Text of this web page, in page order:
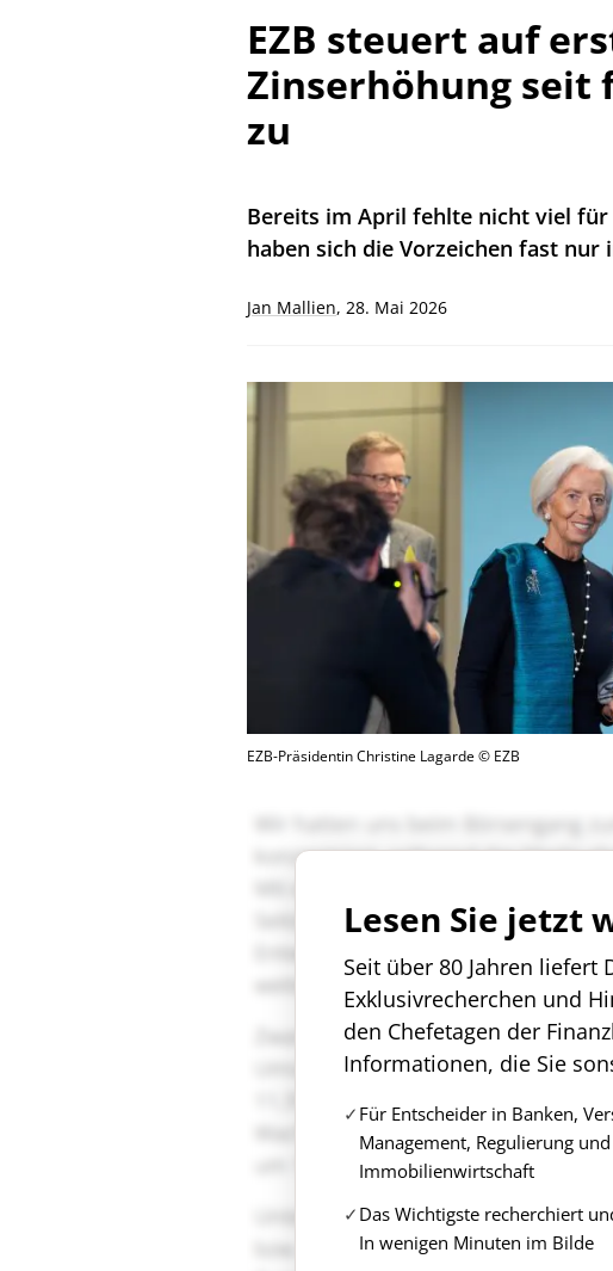
EZB steuert auf
Zinserhöhung seit
zu
Bereits im April fehlte nicht viel für
haben sich die Vorzeichen fast nur
Jan Mallien, 28. Mai 2026
EZB-Präsidentin Christine Lagarde © EZB
Lesen Sie jetzt
Seit über 80 Jahren liefert
Exklusivrecherchen und
den Chefetagen der
Informationen, die Sie
Für Entscheider in Banken,
Management, Regulierung
Immobilienwirtschaft
Das Wichtigste recherchiert
In wenigen Minuten im Bilde